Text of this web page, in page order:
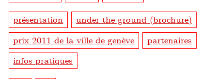
présentation
under the ground (brochure)
prix 2011 de la ville de genève
partenaires
infos pratiques